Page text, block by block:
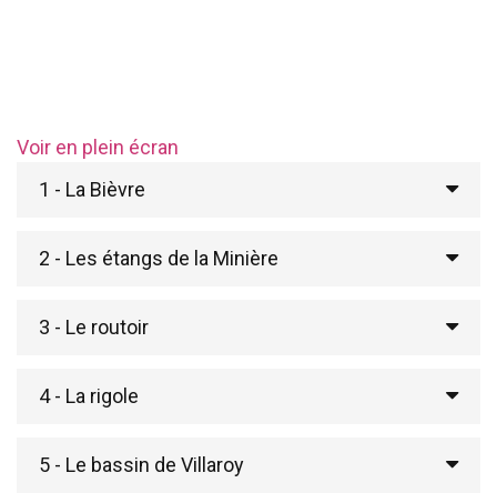
Voir en plein écran
1 - La Bièvre
2 - Les étangs de la Minière
3 - Le routoir
4 - La rigole
5 - Le bassin de Villaroy